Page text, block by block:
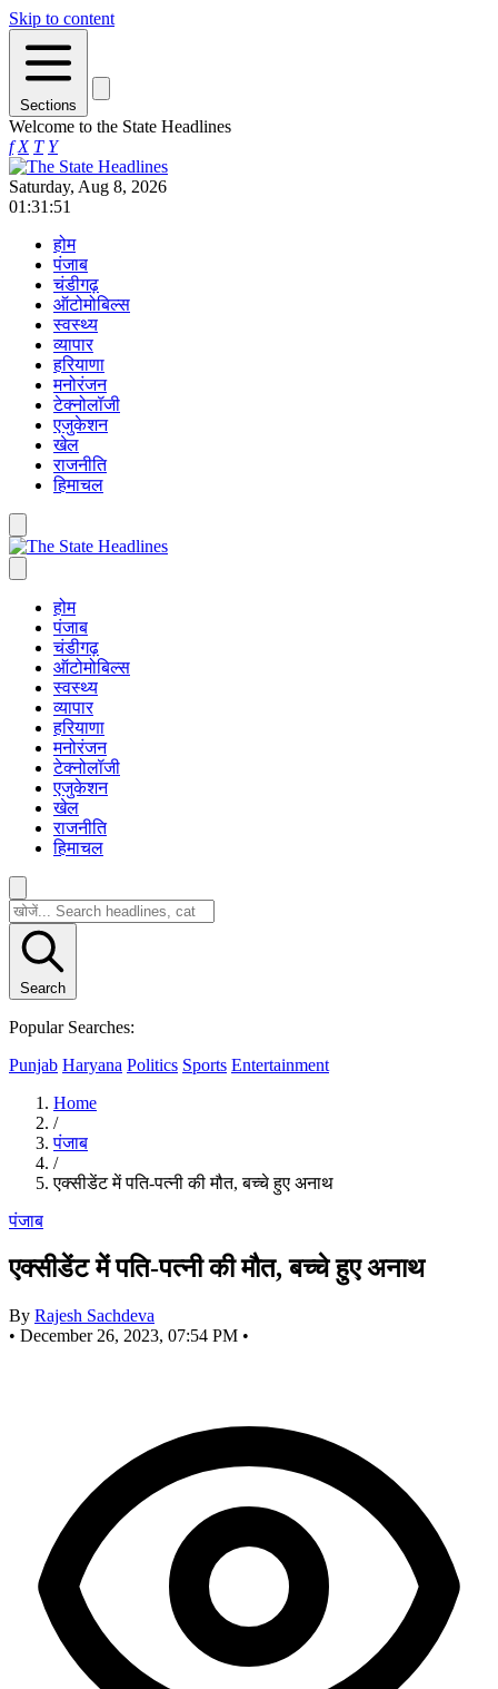
Skip to content
Sections
Welcome to the State Headlines
f X T Y
Saturday, Aug 8, 2026
01:31:51
होम
पंजाब
चंडीगढ़
ऑटोमोबिल्स
स्वस्थ्य
व्यापार
हरियाणा
मनोरंजन
टेक्नोलॉजी
एजुकेशन
खेल
राजनीति
हिमाचल
होम
पंजाब
चंडीगढ़
ऑटोमोबिल्स
स्वस्थ्य
व्यापार
हरियाणा
मनोरंजन
टेक्नोलॉजी
एजुकेशन
खेल
राजनीति
हिमाचल
Search
Popular Searches:
Punjab Haryana Politics Sports Entertainment
Home
/
पंजाब
/
एक्सीडेंट में पति-पत्नी की मौत, बच्चे हुए अनाथ
पंजाब
एक्सीडेंट में पति-पत्नी की मौत, बच्चे हुए अनाथ
By Rajesh Sachdeva
• December 26, 2023, 07:54 PM •